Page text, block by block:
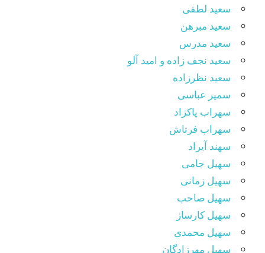
سعید لطفی
سعید مبرهن
سعید مدرس
سعید نجف زاده و امید آلو
سعید نظرزاده
سمیر عباسی
سهراب پاکزاد
سهراب فرتاش
سهند آیراد
سهیل جامی
سهیل زمانی
سهیل صاحب
سهیل کارساز
سهیل محمدی
سهیل مهرزادگان